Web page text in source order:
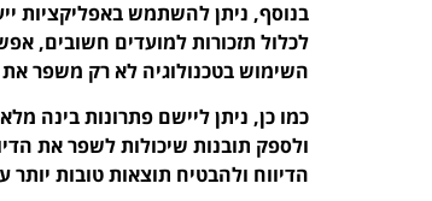
בנוסף, ניתן להשתמש באפליקציות
לכלול תזכורות למועדים חשובים,
השימוש בטכנולוגיה לא רק משפר את
כמו כן, ניתן ליישם פתרונות בינה
ולספק תובנות שיכולות לשפר את
הדיווח ולהבטיח תוצאות טובות יותר